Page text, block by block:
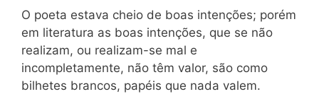
O poeta estava cheio de boas intenções; porém
em literatura as boas intenções, que se não
realizam, ou realizam-se mal e
incompletamente, não têm valor, são como
bilhetes brancos, papéis que nada valem.